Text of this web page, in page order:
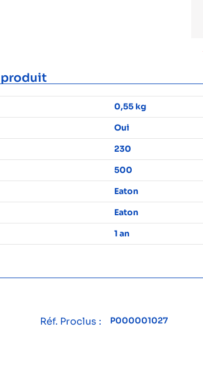
produit
0,55 kg
Oui
230
500
Eaton
Eaton
1 an
Réf. Proclus :
P000001027